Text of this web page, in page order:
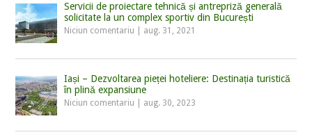
Servicii de proiectare tehnică și antrepriză generală
solicitate la un complex sportiv din București
Niciun comentariu aug. 31, 2021
Iași – Dezvoltarea pieței hoteliere: Destinația turistică
în plină expansiune
Niciun comentariu aug. 30, 2023